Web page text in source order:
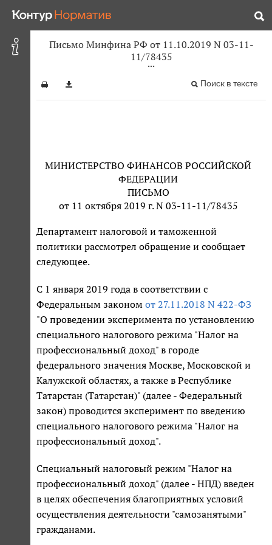
Письмо Минфина РФ от 11.10.2019 N 03-11-
11/78435
Поиск в тексте
МИНИСТЕРСТВО ФИНАНСОВ РОССИЙСКОЙ
ФЕДЕРАЦИИ
ПИСЬМО
от 11 октября 2019 г. N 03-11-11/78435
Департамент налоговой и таможенной
политики рассмотрел обращение и сообщает
следующее.
С 1 января 2019 года в соответствии с
Федеральным законом от 27.11.2018 N 422-ФЗ
"О проведении эксперимента по установлению
специального налогового режима "Налог на
профессиональный доход" в городе
федерального значения Москве, Московской и
Калужской областях, а также в Республике
Татарстан (Татарстан)" (далее - Федеральный
закон) проводится эксперимент по введению
специального налогового режима "Налог на
профессиональный доход".
Специальный налоговый режим "Налог на
профессиональный доход" (далее - НПД) введен
в целях обеспечения благоприятных условий
осуществления деятельности "самозанятыми"
гражданами.